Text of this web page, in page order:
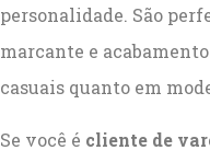
personalidade. São
marcante e
casuais quanto em
Se você é cliente de